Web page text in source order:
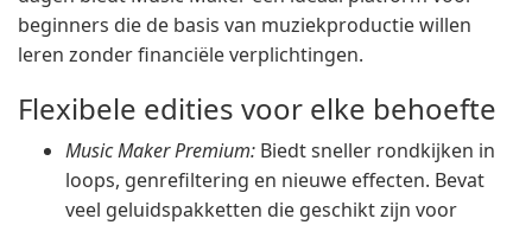
beginners die de basis van muziekproductie willen
leren zonder financiële verplichtingen.
Flexibele edities voor elke behoefte
Music Maker Premium: Biedt sneller rondkijken in
loops, genrefiltering en nieuwe effecten. Bevat
veel geluidspakketten die geschikt zijn voor